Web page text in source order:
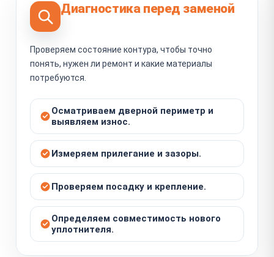
Диагностика перед заменой
Проверяем состояние контура, чтобы точно
понять, нужен ли ремонт и какие материалы
потребуются.
Осматриваем дверной периметр и
выявляем износ.
Измеряем прилегание и зазоры.
Проверяем посадку и крепление.
Определяем совместимость нового
уплотнителя.